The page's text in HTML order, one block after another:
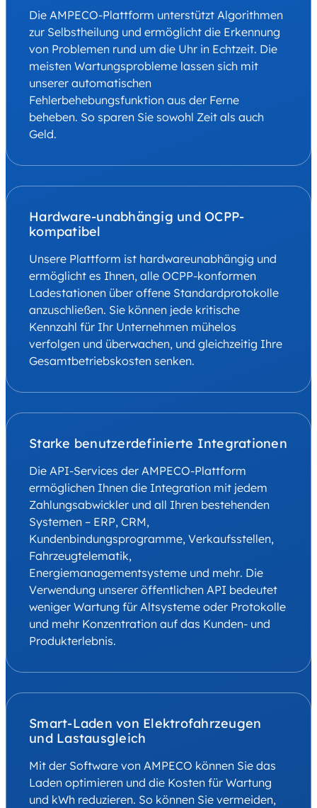
Die AMPECO-Plattform unterstützt Algorithmen
zur Selbstheilung und ermöglicht die Erkennung
von Problemen rund um die Uhr in Echtzeit. Die
meisten Wartungsprobleme lassen sich mit
unserer automatischen
Fehlerbehebungsfunktion aus der Ferne
beheben. So sparen Sie sowohl Zeit als auch
Geld.
Hardware-unabhängig und OCPP-
kompatibel
Unsere Plattform ist hardwareunabhängig und
ermöglicht es Ihnen, alle OCPP-konformen
Ladestationen über offene Standardprotokolle
anzuschließen. Sie können jede kritische
Kennzahl für Ihr Unternehmen mühelos
verfolgen und überwachen, und gleichzeitig Ihre
Gesamtbetriebskosten senken.
Starke benutzerdefinierte Integrationen
Die API-Services der AMPECO-Plattform
ermöglichen Ihnen die Integration mit jedem
Zahlungsabwickler und all Ihren bestehenden
Systemen – ERP, CRM,
Kundenbindungsprogramme, Verkaufsstellen,
Fahrzeugtelematik,
Energiemanagementsysteme und mehr. Die
Verwendung unserer öffentlichen API bedeutet
weniger Wartung für Altsysteme oder Protokolle
und mehr Konzentration auf das Kunden- und
Produkterlebnis.
Smart-Laden von Elektrofahrzeugen
und Lastausgleich
Mit der Software von AMPECO können Sie das
Laden optimieren und die Kosten für Wartung
und kWh reduzieren. So können Sie vermeiden,